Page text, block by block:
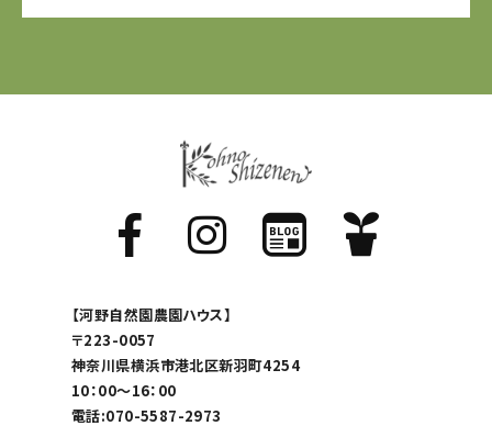
【河野自然園農園ハウス】
〒223-0057
神奈川県横浜市港北区新羽町4254
10：00～16：00
電話:070-5587-2973